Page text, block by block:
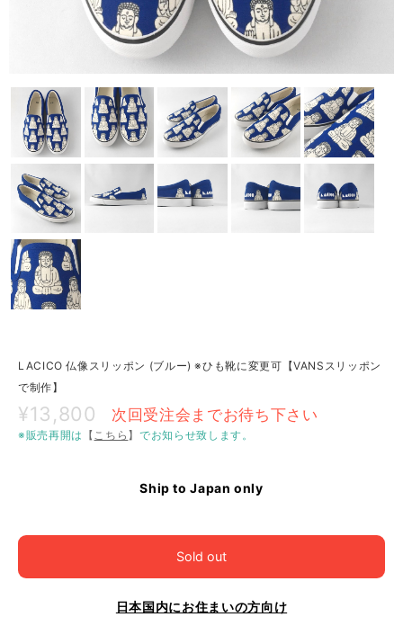
LACICO 仏像スリッポン (ブルー) ※ひも靴に変更可【VANSスリッポン
で制作】
¥13,800 次回受注会までお待ち下さい
※販売再開は 【こちら 】でお知らせ致します。
Ship to Japan only
Sold out
日本国内にお住まいの方向け